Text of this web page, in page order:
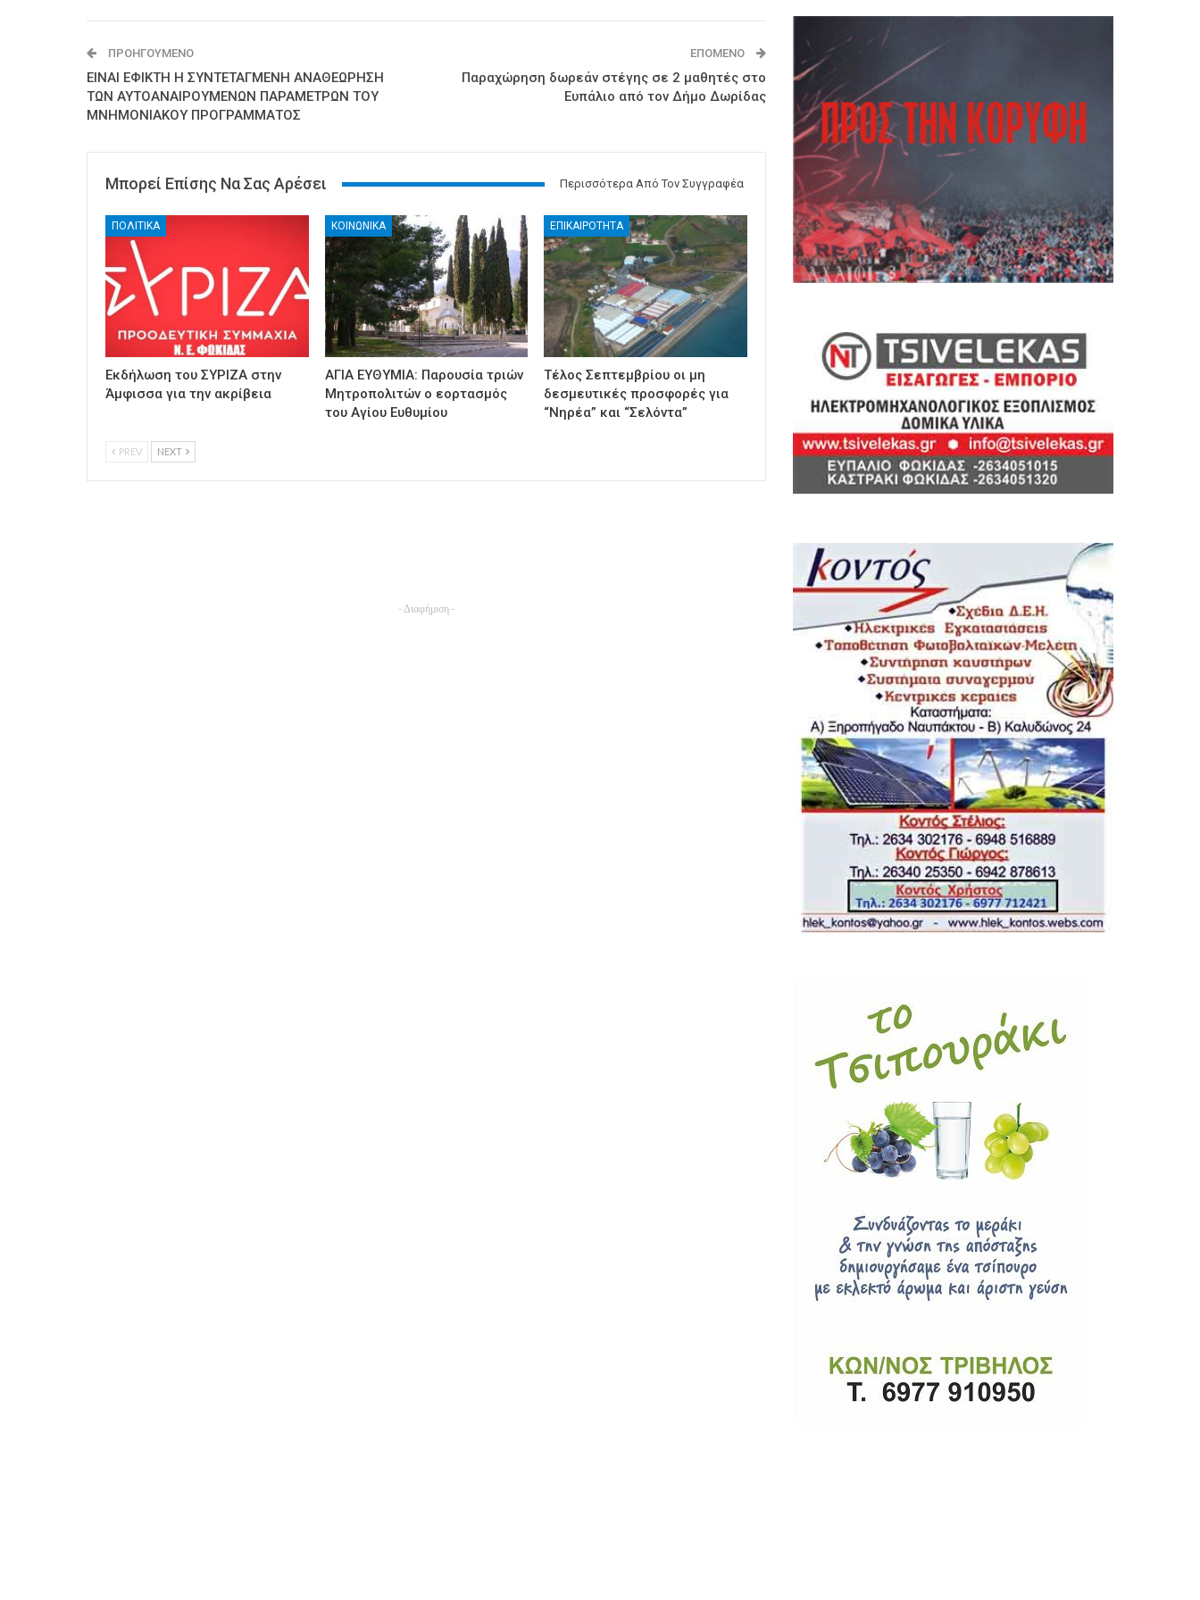
ΠΡΟΗΓΟΎΜΕΝΟ
ΕΙΝΑΙ ΕΦΙΚΤΗ Η ΣΥΝΤΕΤΑΓΜΕΝΗ ΑΝΑΘΕΩΡΗΣΗ
ΤΩΝ ΑΥΤΟΑΝΑΙΡΟΥΜΕΝΩΝ ΠΑΡΑΜΕΤΡΩΝ ΤΟΥ
ΜΝΗΜΟΝΙΑΚΟΥ ΠΡΟΓΡΑΜΜΑΤΟΣ
ΕΠΌΜΕΝΟ
Παραχώρηση δωρεάν στέγης σε 2 μαθητές στο
Ευπάλιο από τον Δήμο Δωρίδας
Μπορεί Επίσης Να Σας Αρέσει Περισσότερα Από Τον Συγγραφέα
ΠΟΛΙΤΙΚΑ
Εκδήλωση του ΣΥΡΙΖΑ στην
Άμφισσα για την ακρίβεια
ΚΟΙΝΩΝΙΚΑ
ΑΓΙΑ ΕΥΘΥΜΙΑ: Παρουσία τριών
Μητροπολιτών ο εορτασμός
του Αγίου Ευθυμίου
ΕΠΙΚΑΙΡΟΤΗΤΑ
Τέλος Σεπτεμβρίου οι μη
δεσμευτικές προσφορές για
“Νηρέα” και “Σελόντα”
PREV NEXT
- Διαφήμιση -